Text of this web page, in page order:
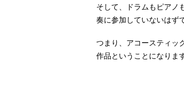
そして、ドラムもピアノ
奏に参加していないはず
つまり、アコースティッ
作品ということになりま